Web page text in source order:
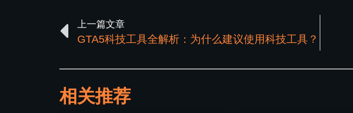
上一篇文章
GTA5科技工具全解析：为什么建议使用科技工具？
相关推荐